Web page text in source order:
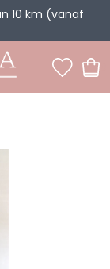
10 km (vanaf